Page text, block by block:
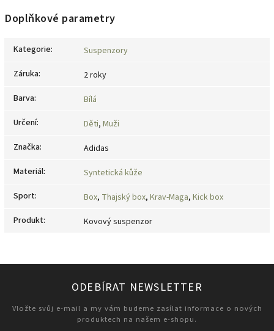
Doplňkové parametry
Kategorie:
Suspenzory
Záruka:
2 roky
Barva:
Bílá
Určení: Děti, Muži
Značka:
Adidas
Materiál:
Syntetická kůže
Sport: Box, Thajský box, Krav-Maga, Kick box
Produkt: Kovový suspenzor
ODEBÍRAT NEWSLETTER
Vložte svůj e-mail a my vám budeme zasílat informace o nových
produktech na našem e-shopu.